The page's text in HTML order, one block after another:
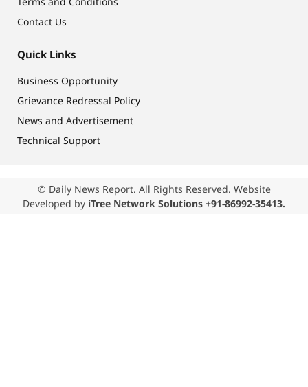
Contact Us
Quick Links
Business Opportunity
Grievance Redressal Policy
News and Advertisement
Technical Support
© Daily News Report. All Rights Reserved. Website
Developed by iTree Network Solutions +91-86992-35413.